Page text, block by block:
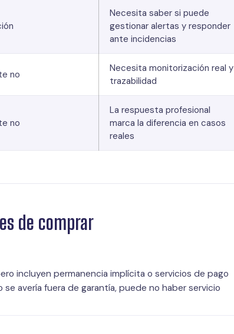
Necesita saber si puede
gestionar alertas y responder
ante incidencias
no
Necesita monitorización real y
trazabilidad
no
La respuesta profesional
marca la diferencia en casos
reales
de comprar
incluyen permanencia implícita o servicios de pago
avería fuera de garantía, puede no haber servicio